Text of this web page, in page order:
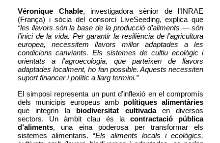
Véronique Chable, investigadora sènior de l’INRAE
“les llavors són la base de la producció d’aliments — són
l’inici de la vida. Per garantir la resiliència de l’agricultura
europea, necessitem llavors millor adaptades a les
condicions canviants. Els sistemes de cultiu ecològic i
orientats a l’agroecologia, que parteixen de llavors
adaptades localment, ho fan possible. Aquests necessiten
suport financer i polític a llarg termini.”
El simposi representa un punt d’inflexió en el compromís
dels municipis europeus amb polítiques alimentàries
que integrin la
biodiversitat cultivada en diversos
sectors. Un àmbit clau és la contractació pública
d’aliments, una eina poderosa per transformar els
sistemes alimentaris. “Els aliments locals i ecològics,